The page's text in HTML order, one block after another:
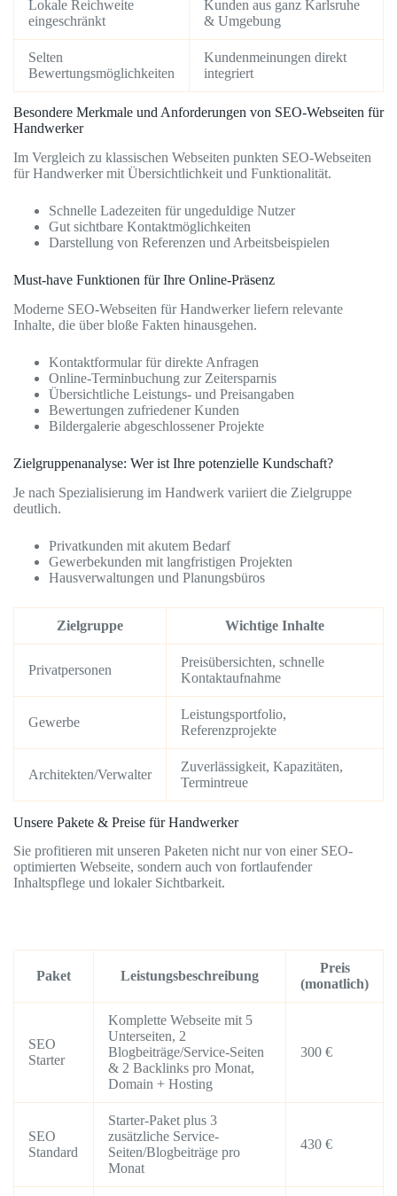
Lokale Reichweite
eingeschränkt
Kunden aus ganz Karlsruhe
& Umgebung
Selten
Bewertungsmöglichkeiten
Kundenmeinungen direkt
integriert
Besondere Merkmale und Anforderungen von SEO-Webseiten für
Handwerker
Im Vergleich zu klassischen Webseiten punkten SEO-Webseiten
für Handwerker mit Übersichtlichkeit und Funktionalität.
Schnelle Ladezeiten für ungeduldige Nutzer
Gut sichtbare Kontaktmöglichkeiten
Darstellung von Referenzen und Arbeitsbeispielen
Must-have Funktionen für Ihre Online-Präsenz
Moderne SEO-Webseiten für Handwerker liefern relevante
Inhalte, die über bloße Fakten hinausgehen.
Kontaktformular für direkte Anfragen
Online-Terminbuchung zur Zeitersparnis
Übersichtliche Leistungs- und Preisangaben
Bewertungen zufriedener Kunden
Bildergalerie abgeschlossener Projekte
Zielgruppenanalyse: Wer ist Ihre potenzielle Kundschaft?
Je nach Spezialisierung im Handwerk variiert die Zielgruppe
deutlich.
Privatkunden mit akutem Bedarf
Gewerbekunden mit langfristigen Projekten
Hausverwaltungen und Planungsbüros
Zielgruppe Wichtige Inhalte
Privatpersonen
Preisübersichten, schnelle
Kontaktaufnahme
Gewerbe
Leistungsportfolio,
Referenzprojekte
Architekten/Verwalter
Zuverlässigkeit, Kapazitäten,
Termintreue
Unsere Pakete & Preise für Handwerker
Sie profitieren mit unseren Paketen nicht nur von einer SEO-
optimierten Webseite, sondern auch von fortlaufender
Inhaltspflege und lokaler Sichtbarkeit.
Paket Leistungsbeschreibung
Preis
(monatlich)
SEO
Starter
Komplette Webseite mit 5
Unterseiten, 2
Blogbeiträge/Service-Seiten
& 2 Backlinks pro Monat,
Domain + Hosting
300 €
SEO
Standard
Starter-Paket plus 3
zusätzliche Service-
Seiten/Blogbeiträge pro
Monat
430 €